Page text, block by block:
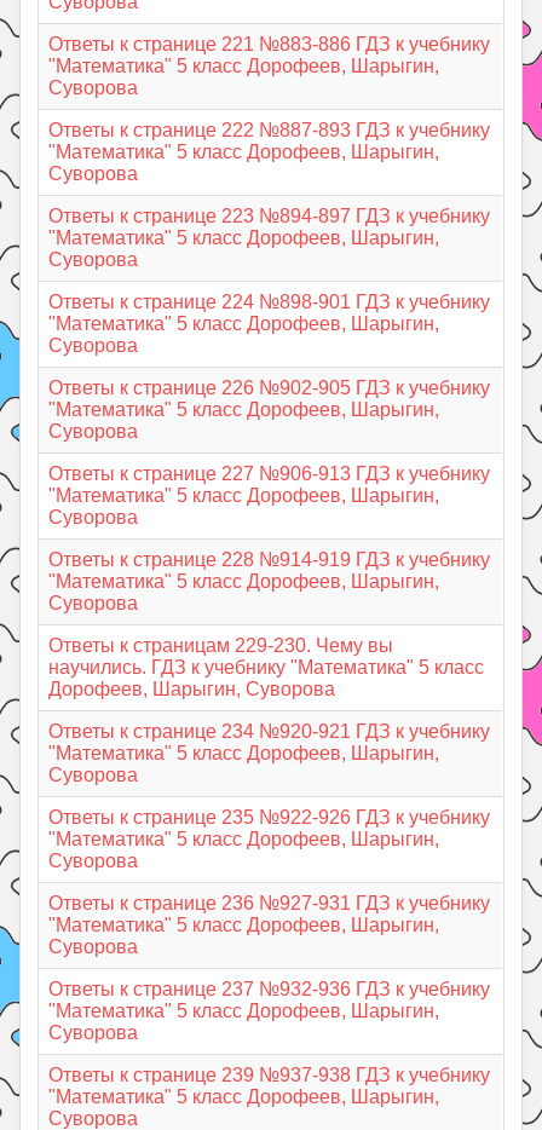
Ответы к странице 221 №883-886 ГДЗ к учебнику
"Математика" 5 класс Дорофеев, Шарыгин,
Суворова
Ответы к странице 222 №887-893 ГДЗ к учебнику
"Математика" 5 класс Дорофеев, Шарыгин,
Суворова
Ответы к странице 223 №894-897 ГДЗ к учебнику
"Математика" 5 класс Дорофеев, Шарыгин,
Суворова
Ответы к странице 224 №898-901 ГДЗ к учебнику
"Математика" 5 класс Дорофеев, Шарыгин,
Суворова
Ответы к странице 226 №902-905 ГДЗ к учебнику
"Математика" 5 класс Дорофеев, Шарыгин,
Суворова
Ответы к странице 227 №906-913 ГДЗ к учебнику
"Математика" 5 класс Дорофеев, Шарыгин,
Суворова
Ответы к странице 228 №914-919 ГДЗ к учебнику
"Математика" 5 класс Дорофеев, Шарыгин,
Суворова
Ответы к страницам 229-230. Чему вы
научились. ГДЗ к учебнику "Математика" 5 класс
Дорофеев, Шарыгин, Суворова
Ответы к странице 234 №920-921 ГДЗ к учебнику
"Математика" 5 класс Дорофеев, Шарыгин,
Суворова
Ответы к странице 235 №922-926 ГДЗ к учебнику
"Математика" 5 класс Дорофеев, Шарыгин,
Суворова
Ответы к странице 236 №927-931 ГДЗ к учебнику
"Математика" 5 класс Дорофеев, Шарыгин,
Суворова
Ответы к странице 237 №932-936 ГДЗ к учебнику
"Математика" 5 класс Дорофеев, Шарыгин,
Суворова
Ответы к странице 239 №937-938 ГДЗ к учебнику
"Математика" 5 класс Дорофеев, Шарыгин,
Суворова